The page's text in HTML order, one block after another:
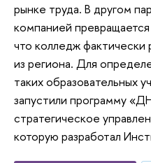
рынке труда. В другом
компанией
что колледж фактически
из региона. Для
таких образовательных
запустили программу
стратегическое
которую разработал